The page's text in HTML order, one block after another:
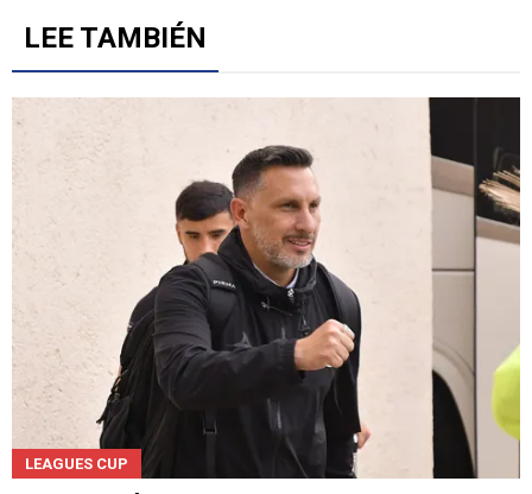
LEE TAMBIÉN
LEAGUES CUP